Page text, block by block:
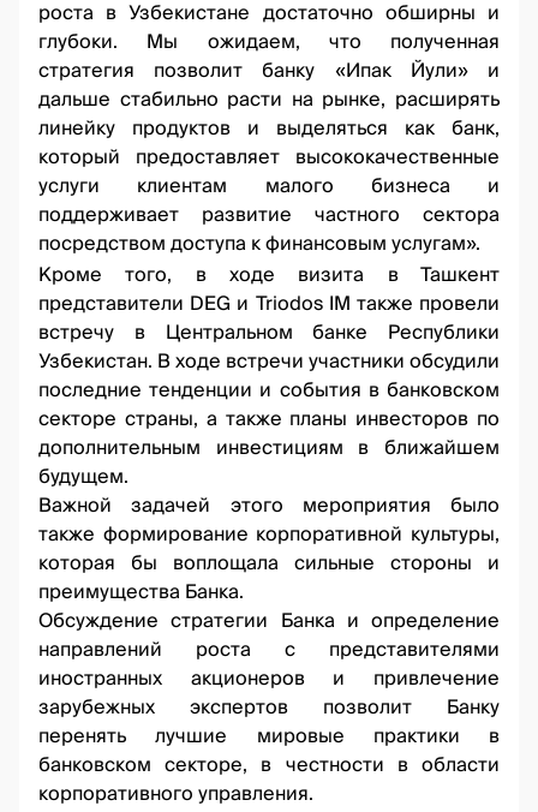
роста в Узбекистане достаточно обширны и
глубоки. Мы ожидаем, что полученная
стратегия позволит банку «Ипак Йули» и
дальше стабильно расти на рынке, расширять
линейку продуктов и выделяться как банк,
который предоставляет высококачественные
услуги клиентам малого бизнеса и
поддерживает развитие частного сектора
посредством доступа к финансовым услугам».
Кроме того, в ходе визита в Ташкент
представители DEG и Triodos IM также провели
встречу в Центральном банке Республики
Узбекистан. В ходе встречи участники обсудили
последние тенденции и события в банковском
секторе страны, а также планы инвесторов по
дополнительным инвестициям в ближайшем
будущем.
Важной задачей этого мероприятия было
также формирование корпоративной культуры,
которая бы воплощала сильные стороны и
преимущества Банка.
Обсуждение стратегии Банка и определение
направлений роста с представителями
иностранных акционеров и привлечение
зарубежных экспертов позволит Банку
перенять лучшие мировые практики в
банковском секторе, в честности в области
корпоративного управления.